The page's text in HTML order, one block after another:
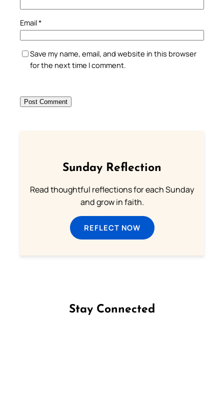
Email*
Save my name, email, and website in this browser
for the next time I comment.
Sunday Reflection
Read thoughtful reflections for each Sunday
and grow in faith.
REFLECT NOW
Stay Connected